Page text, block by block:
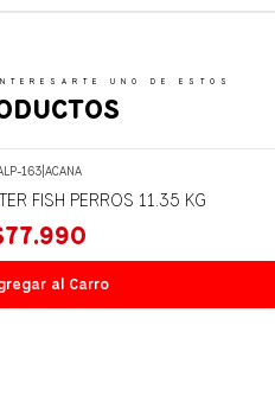
UNO DE ESTOS
163| ACANA
FISH PERROS 11.35 KG
al Carro